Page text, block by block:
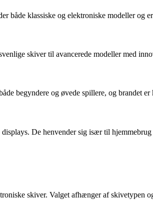
både klassiske og elektroniske modeller og
skiver til avancerede modeller med
begyndere og øvede spillere, og brandet
De henvender sig især til hjemmebrug
skiver. Valget afhænger af skivetypen